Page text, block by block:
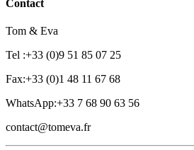
Contact
Tom & Eva
Tel :+33 (0)9 51 85 07 25
Fax:+33 (0)1 48 11 67 68
WhatsApp:+33 7 68 90 63 56
contact@tomeva.fr